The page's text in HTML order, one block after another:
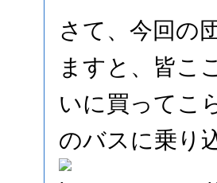
さて、今回の
ますと、皆こ
いに買ってこ
のバスに乗り